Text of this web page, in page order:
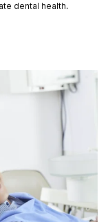
dental health.